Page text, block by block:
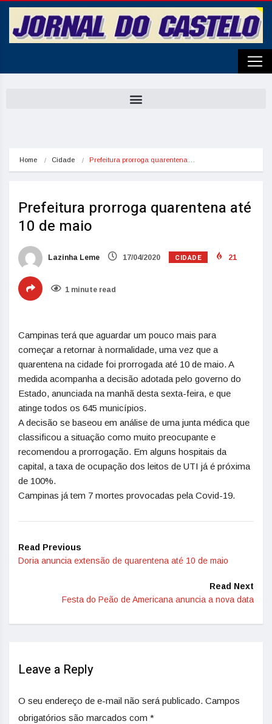
Home Cidade Prefeitura prorroga quarentena…
Prefeitura prorroga quarentena até
10 de maio
Lazinha Leme 17/04/2020 CIDADE 21
1 minute read
Campinas terá que aguardar um pouco mais para
começar a retornar à normalidade, uma vez que a
quarentena na cidade foi prorrogada até 10 de maio. A
medida acompanha a decisão adotada pelo governo do
Estado, anunciada na manhã desta sexta-feira, e que
atinge todos os 645 municípios.
A decisão se baseou em análise de uma junta médica que
classificou a situação como muito preocupante e
recomendou a prorrogação. Em alguns hospitais da
capital, a taxa de ocupação dos leitos de UTI já é próxima
de 100%.
Campinas já tem 7 mortes provocadas pela Covid-19.
Read Previous
Doria anuncia extensão de quarentena até 10 de maio
Read Next
Festa do Peão de Americana anuncia a nova data
Leave a Reply
O seu endereço de e-mail não será publicado. Campos
obrigatórios são marcados com *